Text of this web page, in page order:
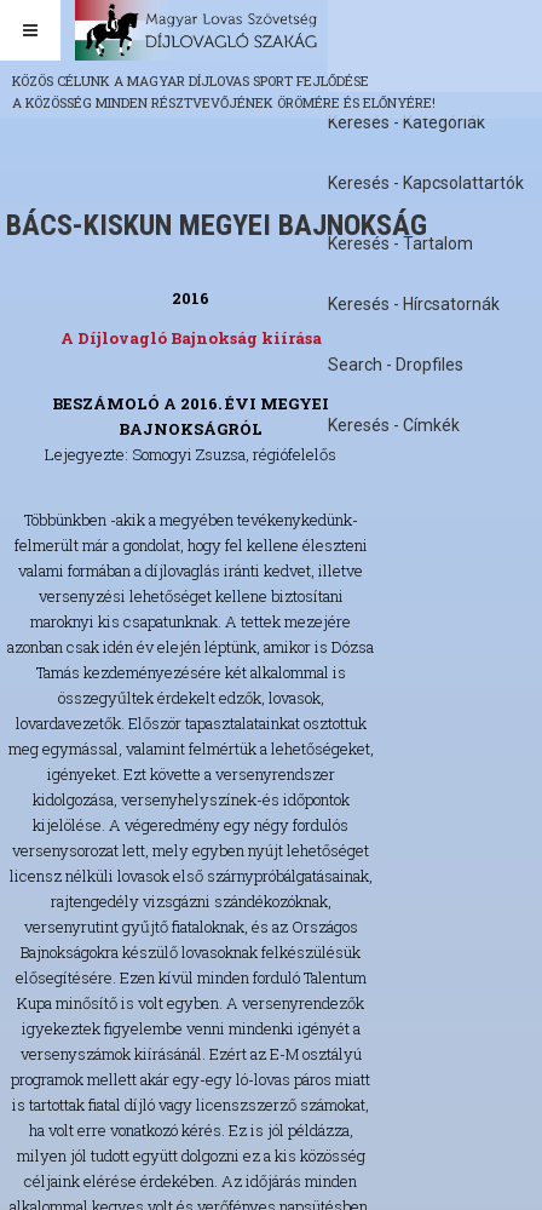
Keresés - Kategóriák
Keresés - Kapcsolattartók
Keresés - Tartalom
Keresés - Hírcsatornák
Search - Dropfiles
Keresés - Címkék
KÖZÖS CÉLUNK A MAGYAR DÍJLOVAS SPORT FEJLŐDÉSE
A KÖZÖSSÉG MINDEN RÉSZTVEVŐJÉNEK ÖRÖMÉRE ÉS ELŐNYÉRE!
BÁCS-KISKUN MEGYEI BAJNOKSÁG
2016
A Díjlovagló Bajnokság kiírása
BESZÁMOLÓ A 2016. ÉVI MEGYEI
BAJNOKSÁGRÓL
Lejegyezte: Somogyi Zsuzsa, régiófelelős
Többünkben -akik a megyében tevékenykedünk-
felmerült már a gondolat, hogy fel kellene éleszteni
valami formában a díjlovaglás iránti kedvet, illetve
versenyzési lehetőséget kellene biztosítani
maroknyi kis csapatunknak. A tettek mezejére
azonban csak idén év elején léptünk, amikor is Dózsa
Tamás kezdeményezésére két alkalommal is
összegyűltek érdekelt edzők, lovasok,
lovardavezetők. Először tapasztalatainkat osztottuk
meg egymással, valamint felmértük a lehetőségeket,
igényeket. Ezt követte a versenyrendszer
kidolgozása, versenyhelyszínek-és időpontok
kijelölése. A végeredmény egy négy fordulós
versenysorozat lett, mely egyben nyújt lehetőséget
licensz nélküli lovasok első szárnypróbálgatásainak,
rajtengedély vizsgázni szándékozóknak,
versenyrutint gyűjtő fiataloknak, és az Országos
Bajnokságokra készülő lovasoknak felkészülésük
elősegítésére. Ezen kívül minden forduló Talentum
Kupa minősítő is volt egyben. A versenyrendezők
igyekeztek figyelembe venni mindenki igényét a
versenyszámok kiírásánál. Ezért az E-M osztályú
programok mellett akár egy-egy ló-lovas páros miatt
is tartottak fiatal díjló vagy licenszszerző számokat,
ha volt erre vonatkozó kérés. Ez is jól példázza,
milyen jól tudott együtt dolgozni ez a kis közösség
céljaink elérése érdekében. Az időjárás minden